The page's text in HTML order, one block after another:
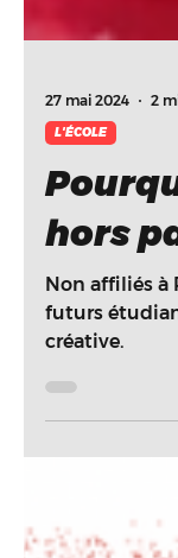
L'ÉCOLE
hors
Non affiliés à
créative.